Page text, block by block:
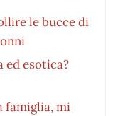
le bucce di
ed esotica?
famiglia, mi